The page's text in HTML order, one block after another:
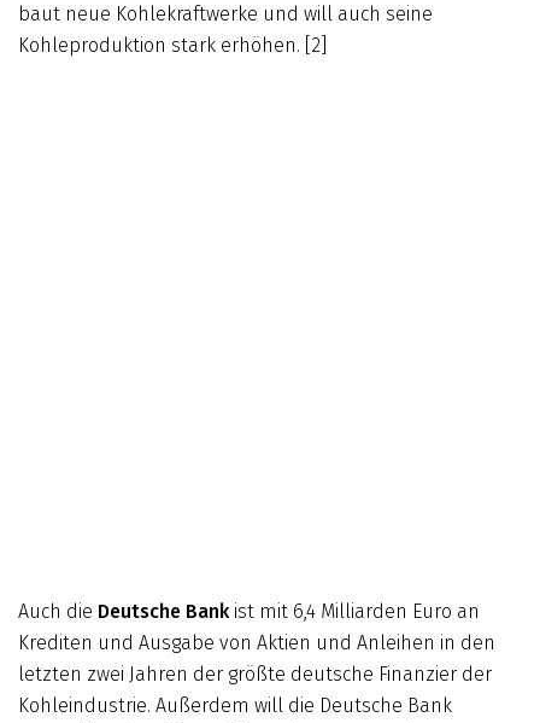
baut neue Kohlekraftwerke und will auch seine
Kohleproduktion stark erhöhen. [2]
Auch die Deutsche Bank ist mit 6,4 Milliarden Euro an
Krediten und Ausgabe von Aktien und Anleihen in den
letzten zwei Jahren der größte deutsche Finanzier der
Kohleindustrie. Außerdem will die Deutsche Bank